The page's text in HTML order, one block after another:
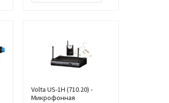
Volta US-1H (710.20) -
Микрофонная